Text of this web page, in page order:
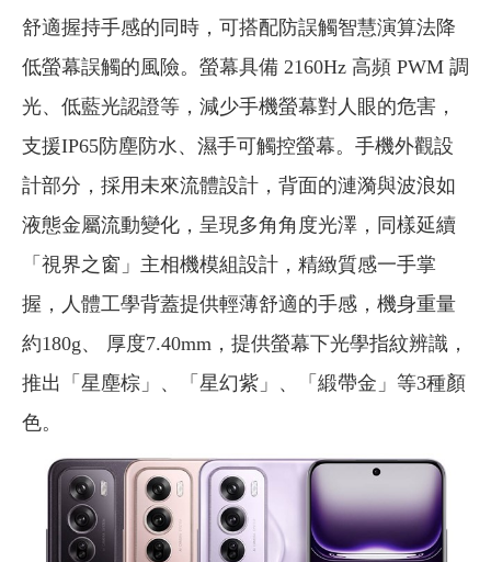
舒適握持手感的同時，可搭配防誤觸智慧演算法降
低螢幕誤觸的風險。螢幕具備 2160Hz 高頻 PWM 調
光、低藍光認證等，減少手機螢幕對人眼的危害，
支援IP65防塵防水、濕手可觸控螢幕。手機外觀設
計部分，採用未來流體設計，背面的漣漪與波浪如
液態金屬流動變化，呈現多角角度光澤，同樣延續
「視界之窗」主相機模組設計，精緻質感一手掌
握，人體工學背蓋提供輕薄舒適的手感，機身重量
約180g、 厚度7.40mm，提供螢幕下光學指紋辨識，
推出「星塵棕」、「星幻紫」、「緞帶金」等3種顏
色。